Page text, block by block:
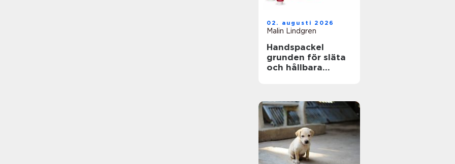
02. augusti 2026
Malin Lindgren
Handspackel
grunden för släta
och hållbara